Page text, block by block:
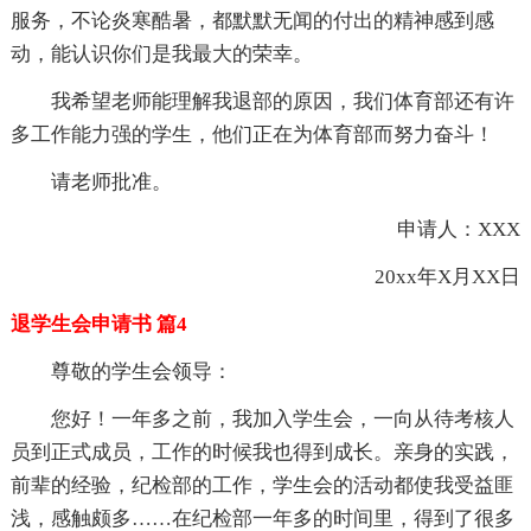
服务，不论炎寒酷暑，都默默无闻的付出的精神感到感
动，能认识你们是我最大的荣幸。
我希望老师能理解我退部的原因，我们体育部还有许
多工作能力强的学生，他们正在为体育部而努力奋斗！
请老师批准。
申请人：XXX
20xx年X月XX日
退学生会申请书 篇4
尊敬的学生会领导：
您好！一年多之前，我加入学生会，一向从待考核人
员到正式成员，工作的时候我也得到成长。亲身的实践，
前辈的经验，纪检部的工作，学生会的活动都使我受益匪
浅，感触颇多……在纪检部一年多的时间里，得到了很多